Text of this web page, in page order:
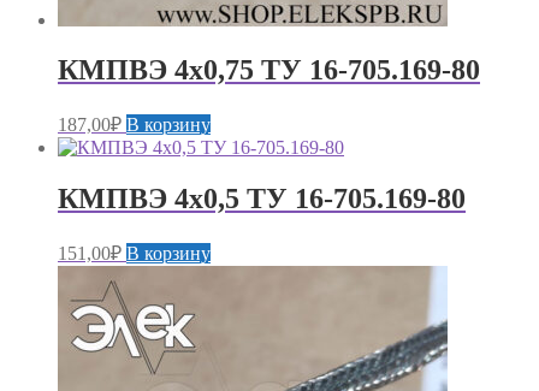
КМПВЭ 4х0,75 ТУ 16-705.169-80
187,00₽ В корзину
КМПВЭ 4х0,5 ТУ 16-705.169-80
151,00₽ В корзину